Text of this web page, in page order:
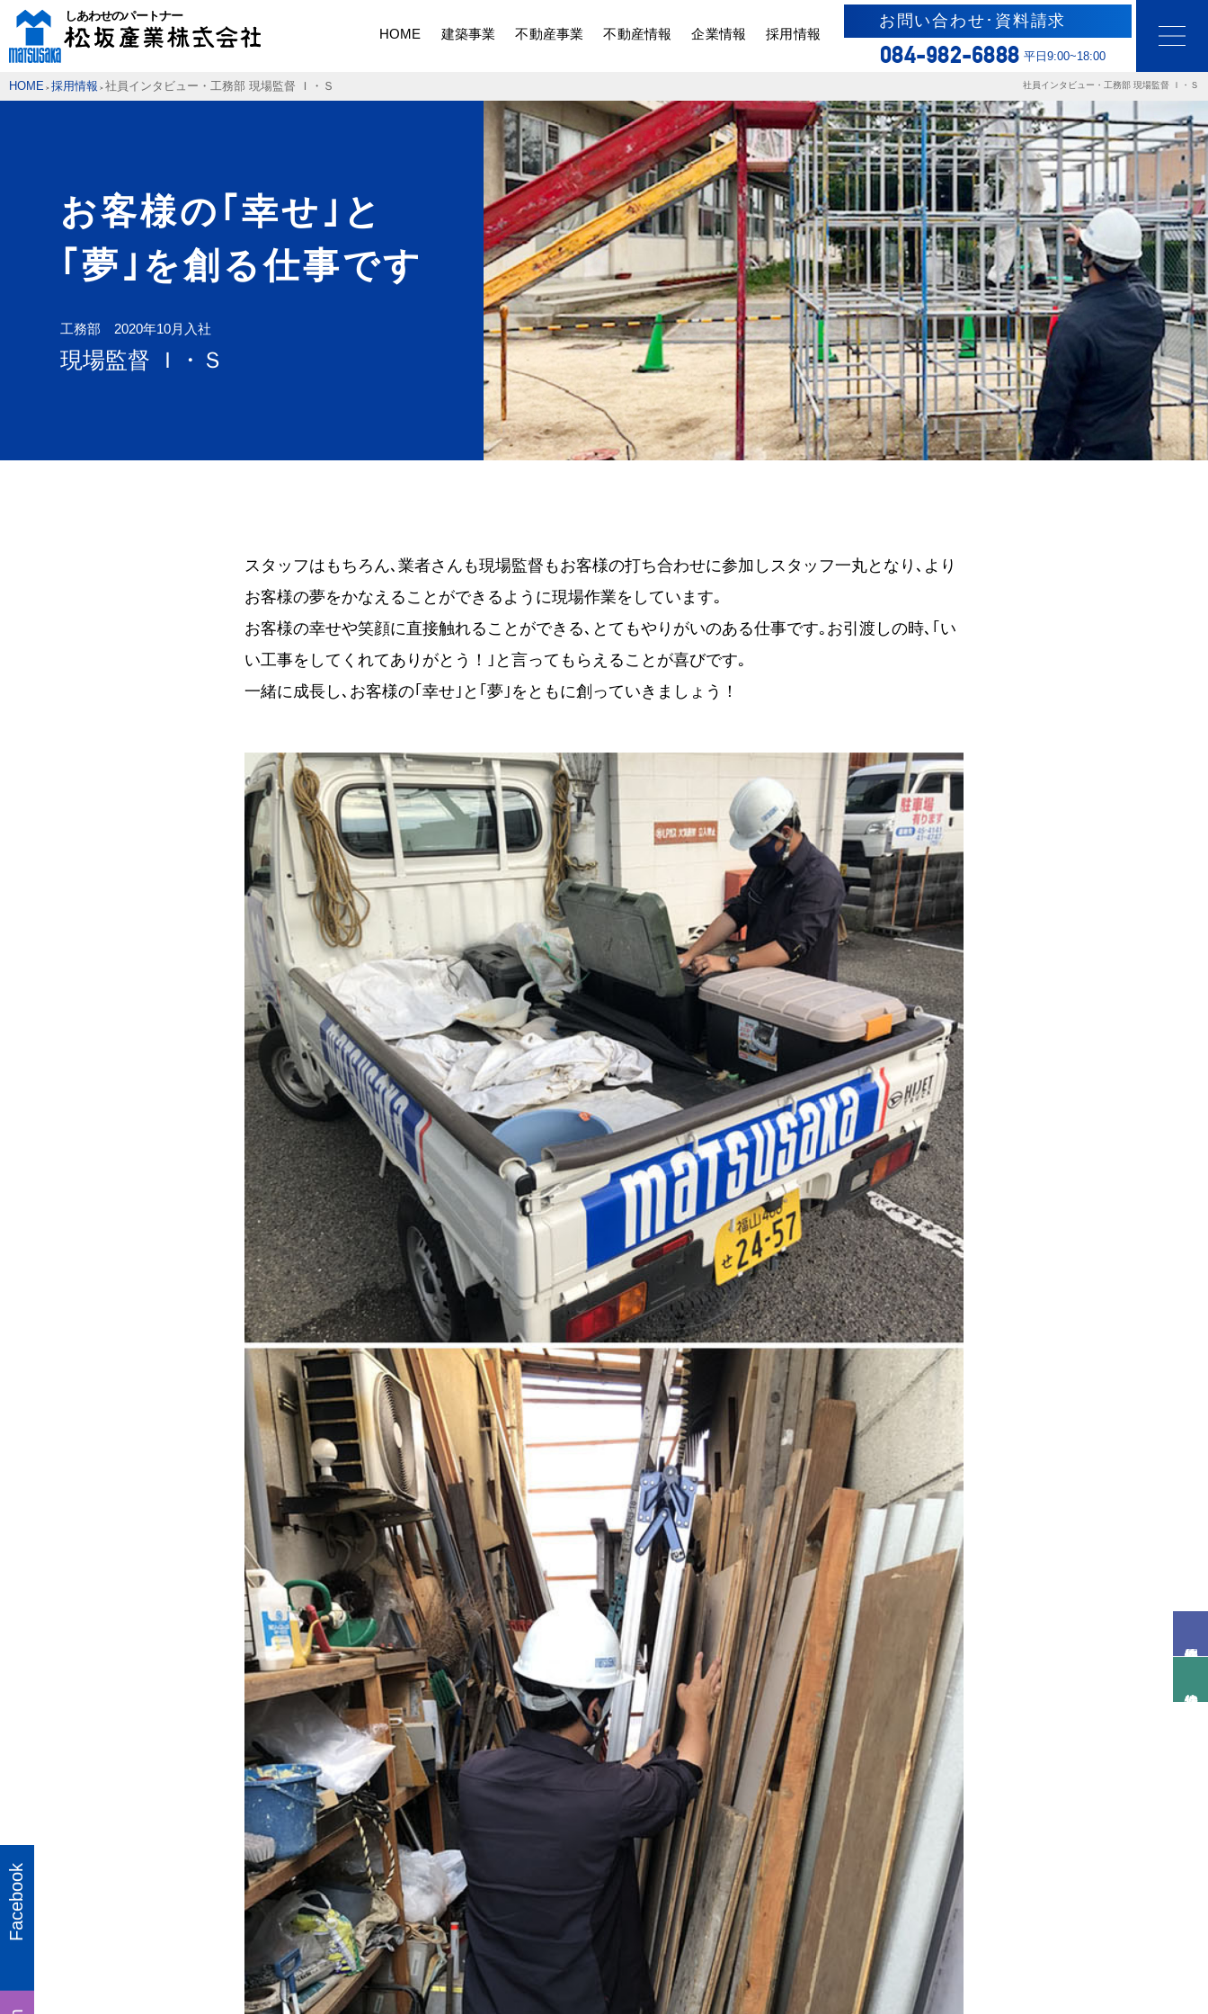
HOME 建築事業 不動産事業 不動産情報 企業情報 採用情報
お問い合わせ･資料請求
084-982-6888 平日9:00~18:00
社員インタビュー・工務部 現場監督 Ｉ・Ｓ
HOME > 採用情報 > 社員インタビュー・工務部 現場監督 Ｉ・Ｓ
お客様の｢幸せ｣と
｢夢｣を創る仕事です
工務部 2020年10月入社
現場監督 Ｉ・Ｓ
スタッフはもちろん､業者さんも現場監督もお客様の打ち合わせに参加しスタッフ一丸となり､より
お客様の夢をかなえることができるように現場作業をしています｡
お客様の幸せや笑顔に直接触れることができる､とてもやりがいのある仕事です｡お引渡しの時､｢い
い工事をしてくれてありがとう！｣と言ってもらえることが喜びです｡
一緒に成長し､お客様の｢幸せ｣と｢夢｣をともに創っていきましょう！
Facebook